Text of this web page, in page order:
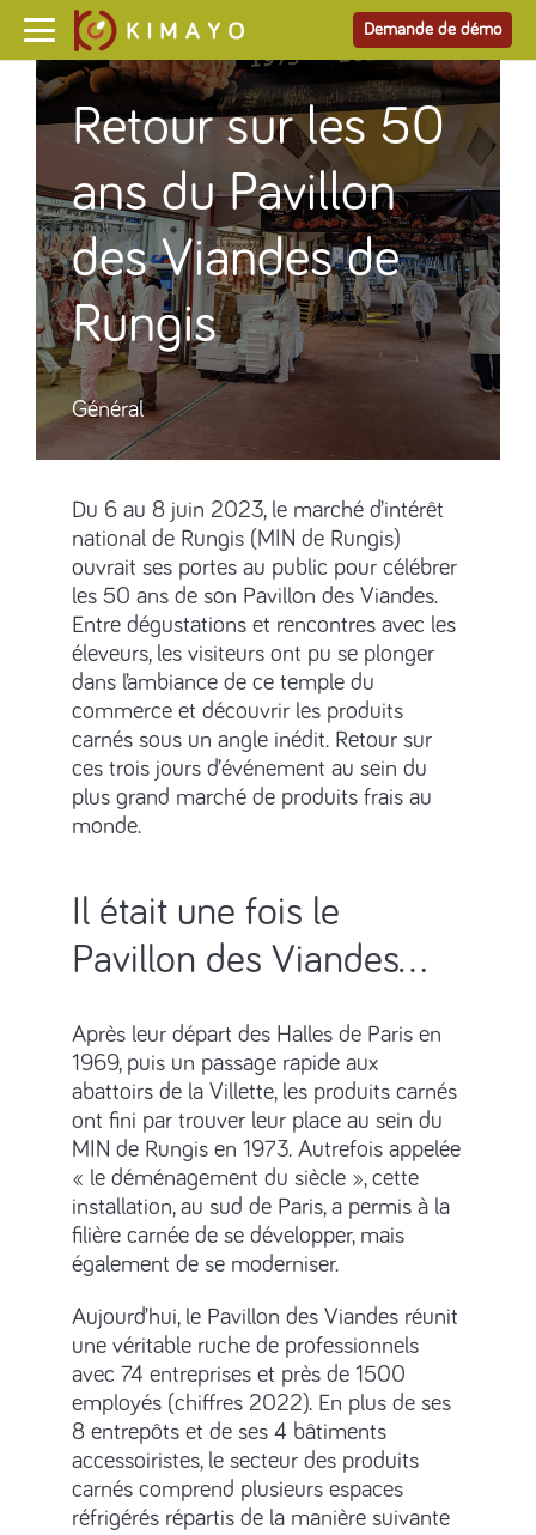
Demande de démo
Retour sur les 50
ans du Pavillon
des Viandes de
Rungis
Général
Du 6 au 8 juin 2023, le marché d’intérêt
national de Rungis (MIN de Rungis)
ouvrait ses portes au public pour célébrer
les 50 ans de son Pavillon des Viandes.
Entre dégustations et rencontres avec les
éleveurs, les visiteurs ont pu se plonger
dans l’ambiance de ce temple du
commerce et découvrir les produits
carnés sous un angle inédit. Retour sur
ces trois jours d’événement au sein du
plus grand marché de produits frais au
monde.
Il était une fois le
Pavillon des Viandes…
Après leur départ des Halles de Paris en
1969, puis un passage rapide aux
abattoirs de la Villette, les produits carnés
ont fini par trouver leur place au sein du
MIN de Rungis en 1973. Autrefois appelée
« le déménagement du siècle », cette
installation, au sud de Paris, a permis à la
filière carnée de se développer, mais
également de se moderniser.
Aujourd’hui, le Pavillon des Viandes réunit
une véritable ruche de professionnels
avec 74 entreprises et près de 1500
employés (chiffres 2022). En plus de ses
8 entrepôts et de ses 4 bâtiments
accessoiristes, le secteur des produits
carnés comprend plusieurs espaces
réfrigérés répartis de la manière suivante